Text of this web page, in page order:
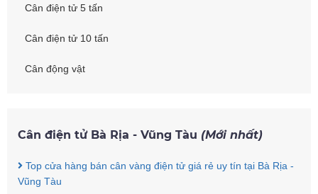
Cân điện tử 5 tấn
Cân điện tử 10 tấn
Cân động vật
Cân điện tử Bà Rịa - Vũng Tàu (Mới nhất)
Top cửa hàng bán cân vàng điện tử giá rẻ uy tín tại Bà Rịa -
Vũng Tàu